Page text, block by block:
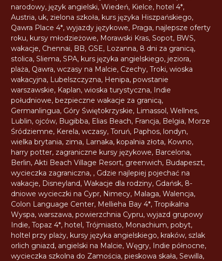
narodowy, język angielski,Wiedeń, Kielce, hotel 4*,
Austria, uk, zielona szkoła, kurs języka Hiszpańskiego,
Qawra Place 4*,wyjazdy językowe, Praga, najlepsze oferty
roku, kursy młodzieżowe, Morawski Kras,Sopot, BWS,
wakacje, Chennai, BB, GSE, Lozanna, 8 dni za granicą,
stolica,Sliema,SPA, kurs języka angielskiego, jeziora,
plaża, Qawra,wczasy na Malcie, Czechy,Troki,wioska
wakacyjna, Lubelszczyzna, Henipa,powstanie
warszawskie, Kaplan,wioska turystyczna, Indie
południowe,bezpieczne wakacje za granicą,
Germanlingua, Góry Świętokrzyskie, Limassol,Wellnes,
Lublin, ojców, Bugibba, Elias Beach, Francja, Belgia, Morze
Śródziemne, Kerela,wczasy,Toruń, Paphos, londyn,
wielka brytania, zima, Larnaka, kopalnia złota, Kowno,
harry potter, zagraniczne kursy językowe, Barcelona,
Berlin,Akti Beach Village Resort, greenwich, Budapeszt,
wycieczka zagraniczna, , Gdzie najlepiej pojechać na
wakacje, Disneyland,Wakacje dla rodziny, Gdańsk, 8-
dniowe wycieczki na Cypr, Nimecy, Malaga,Walencja,
Colon Language Center, Mellieha Bay 4*,Tropikalna
Wyspa,warszawa,powierzchnia Cypru,wyjazd grupowy
Indie,Topaz 4*, hotel,Trójmiasto, Monachium,pobyt,
holtel przy plaży, kursy języka angielskiego, kraków,szlak
orlich gniazd, angielski na Malcie,Węgry, Indie północne,
wycieczka szkolna do Zamościa,pieskowa skała,Sewilla,